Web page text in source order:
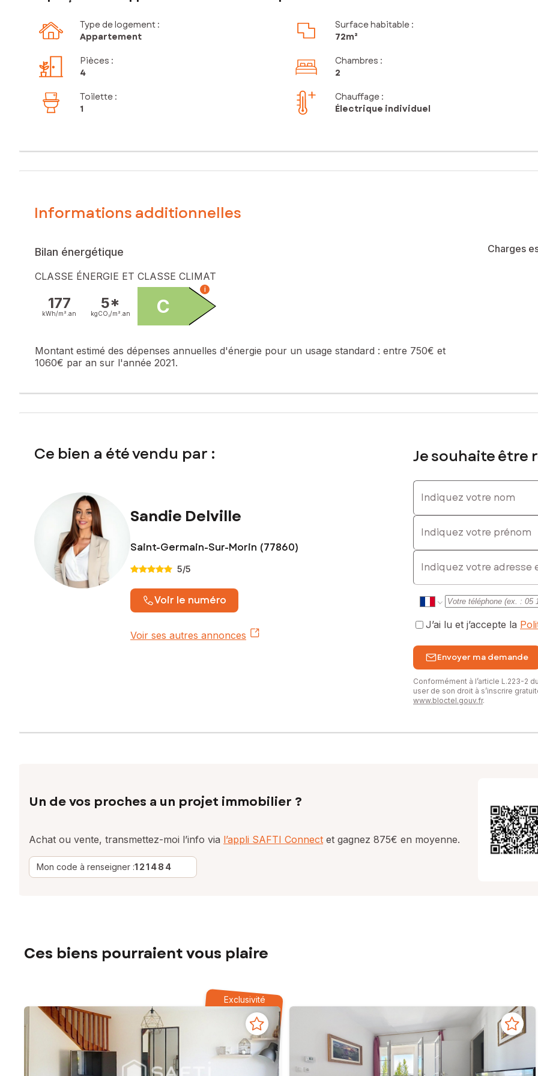
Type de logement :
Appartement
Surface habitable :
72m²
Pièces :
4
Chambres :
2
Toilette :
1
Chauffage :
Électrique individuel
Informations additionnelles
Bilan énergétique
CLASSE ÉNERGIE ET CLASSE CLIMAT
177
kWh/m². an
5*
kgCO₂/m². an C
i
Montant estimé des dépenses annuelles d'énergie pour un usage standard : entre 750€ et
1060€ par an sur l'année 2021.
Charges
Ce bien a été vendu par :
Sandie Delville
Saint-Germain-Sur-Morin (77860)
5/5
Voir le numéro
Voir ses autres annonces
Je souhaite être
Indiquez votre nom
Indiquez votre prénom
E-mail
J’ai lu et j’accepte la
Envoyer ma demande
Conformément à l’article L.223-2
user de son droit à s’inscrire
www.bloctel.gouv.fr.
Un de vos proches a un projet immobilier ?
Achat ou vente, transmettez-moi l’info via l’appli SAFTI Connect et gagnez 875€ en moyenne.
Mon code à renseigner :121484
Ces biens pourraient vous plaire
Exclusivité